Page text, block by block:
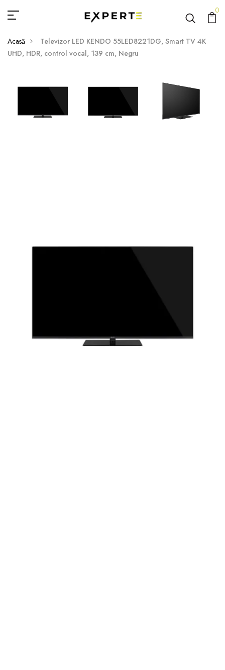
0
Acasă
Televizor LED KENDO 55LED8221DG, Smart TV 4K
UHD, HDR, control vocal, 139 cm, Negru